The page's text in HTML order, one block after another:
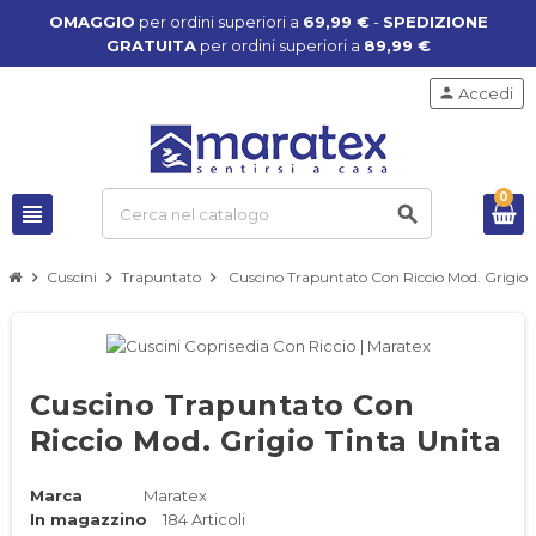
OMAGGIO per ordini superiori a 69,99 €- SPEDIZIONE
GRATUITAper ordini superiori a 89,99 €
view_headline search
person Accedi
0
chevron_right Cuscini chevron_right Trapuntato chevron_right Cuscino Trapuntato Con Riccio Mod. Grigio
Cuscino Trapuntato Con
Riccio Mod. Grigio Tinta Unita
Marca
Maratex
In magazzino
184 Articoli